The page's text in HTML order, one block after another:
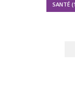
SANTÉ